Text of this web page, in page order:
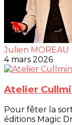
Julien MOREAU
4 mars 2026
Atelier
Pour fêter la
éditions Magic